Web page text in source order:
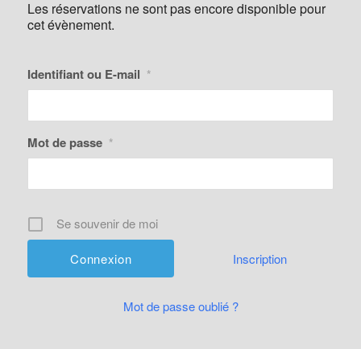
Les réservations ne sont pas encore disponible pour
cet évènement.
Identifiant ou E-mail *
Mot de passe *
Se souvenir de moi
Inscription
Mot de passe oublié ?